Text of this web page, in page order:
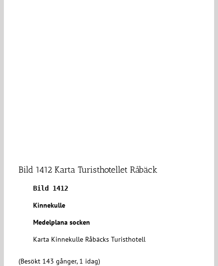
Bild 1412 Karta Turisthotellet Råbäck
Bild 1412
Kinnekulle
Medelplana socken
Karta Kinnekulle Råbäcks Turisthotell
(Besökt 143 gånger, 1 idag)